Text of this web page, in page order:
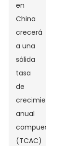
en
China
crecerá
a una
sólida
tasa
de
crecimiento
anual
compuesta
(TCAC)